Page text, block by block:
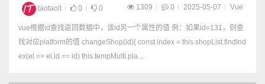
taotaoit 0 0 1309 0 2025-05-07 Vue
vue根据id查找返回数据中，该id另一个属性的值 例：如果id=131，则查
找对应platform的值 changeShop(id){ const index = this.shopList.findInd
ex(el => el.id == id) this.tempMulti.pla...